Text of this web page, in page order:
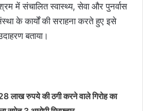
में संचालित स्वास्थ्य, सेवा और पुनर्वास
के कार्यों की सराहना करते हुए इसे
बताया।
लाख रुपये की ठगी करने वाले गिरोह का